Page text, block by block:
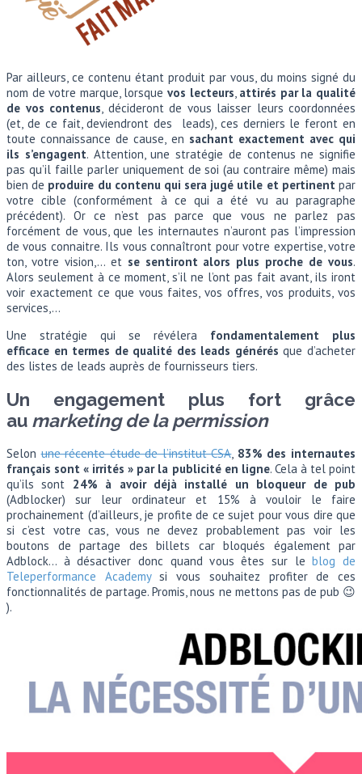
Par ailleurs, ce contenu étant produit par vous, du moins signé du
nom de votre marque, lorsque vos lecteurs, attirés par la qualité
de vos contenus, décideront de vous laisser leurs coordonnées
(et, de ce fait, deviendront des leads), ces derniers le feront en
toute connaissance de cause, en sachant exactement avec qui
ils s’engagent. Attention, une stratégie de contenus ne signifie
pas qu’il faille parler uniquement de soi (au contraire même) mais
bien de produire du contenu qui sera jugé utile et pertinentpar
votre cible (conformément à ce qui a été vu au paragraphe
précédent). Or ce n’est pas parce que vous ne parlez pas
forcément de vous, que les internautes n’auront pas l’impression
de vous connaitre. Ils vous connaîtront pour votre expertise, votre
ton, votre vision,… etse sentiront alors plus proche de vous.
Alors seulement à ce moment, s’il ne l’ont pas fait avant, ils iront
voir exactement ce que vous faites, vos offres, vos produits, vos
services,…
Une stratégie qui se révélera fondamentalement plus
efficace en termes de qualité des leads générés que d’acheter
des listes de leads auprès de fournisseurs tiers.
Un engagement plus fort grâce
au marketing de la permission
Selonune récente étude de l’institut CSA, 83% des internautes
français sont « irrités » par la publicité en ligne. Cela à tel point
qu’ils sont 24% à avoir déjà installé un bloqueur de pub
(Adblocker) sur leur ordinateur et 15% à vouloir le faire
prochainement (d’ailleurs, je profite de ce sujet pour vous dire que
si c’est votre cas, vous ne devez probablement pas voir les
boutons de partage des billets car bloqués également par
Adblock… à désactiver donc quand vous êtes sur leblog de
Teleperformance Academysi vous souhaitez profiter de ces
fonctionnalités de partage. Promis, nous ne mettons pas de pub 😉
).